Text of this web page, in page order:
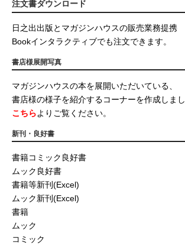
注文書ダウンロード
日之出出版とマガジンハウスの販売業務提携
Bookインタラクティブでも注文できます。
書店様展開写真
マガジンハウスの本を展開いただいている、
書店様の様子を紹介するコーナーを作成しまし
こちらよりご覧ください。
新刊・良好書
書籍コミック良好書
ムック良好書
書籍等新刊(Excel)
ムック新刊(Excel)
書籍
ムック
コミック